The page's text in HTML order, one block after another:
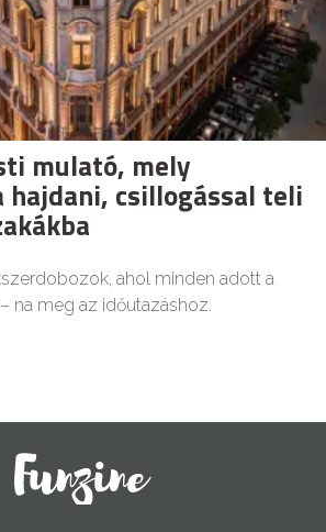
mulató, mely
hajdani, csillogással teli
ahol minden adott a
na meg az időutazáshoz.